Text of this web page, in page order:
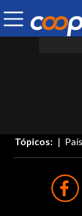
Tópicos: País